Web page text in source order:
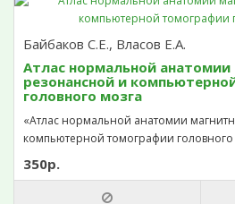
Байбаков С.Е., Власов Е.А.
Атлас нормальной анатомии
резонансной и
головного мозга
«Атлас нормальной анатомии
компьютерной томографии головного
350р.